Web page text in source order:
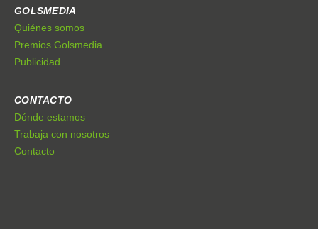
GOLSMEDIA
Quiénes somos
Premios Golsmedia
Publicidad
CONTACTO
Dónde estamos
Trabaja con nosotros
Contacto